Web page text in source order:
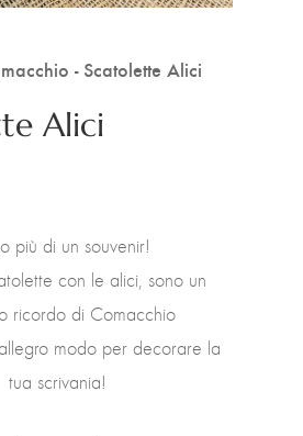
- Scatolette Alici
Alici
più di un souvenir!
con le alici, sono un
ricordo di Comacchio
modo per decorare la
tua scrivania!